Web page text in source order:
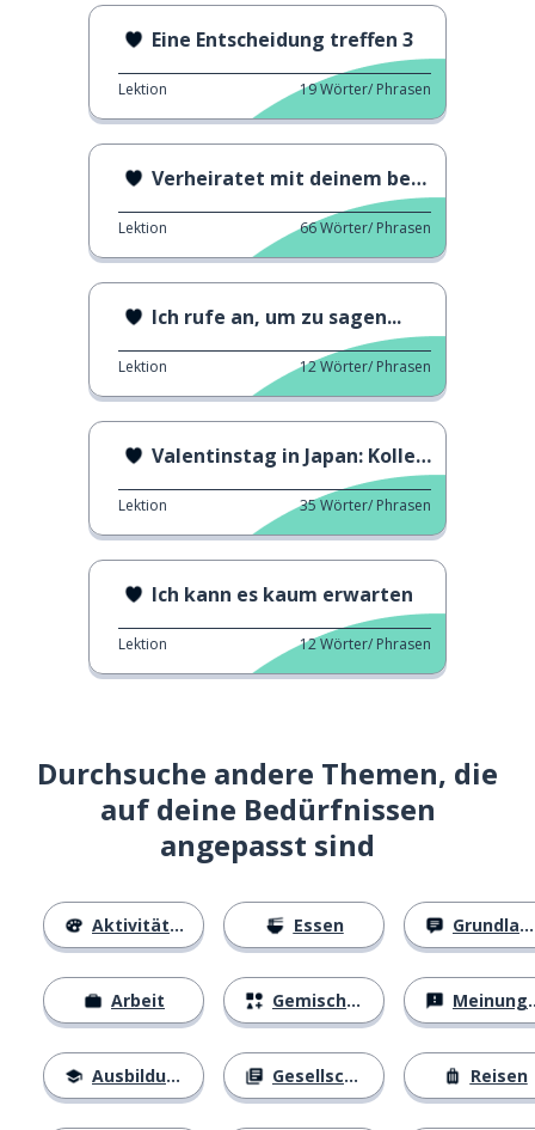
Eine Entscheidung treffen 3
Lektion 19Wörter/ Phrasen
Verheiratet mit deinem besten Freund
Lektion 66Wörter/ Phrasen
Ich rufe an, um zu sagen...
Lektion 12Wörter/ Phrasen
Valentinstag in Japan: Kollegen
Lektion 35Wörter/ Phrasen
Ich kann es kaum erwarten
Lektion 12Wörter/ Phrasen
Durchsuche andere Themen, die
auf deine Bedürfnissen
angepasst sind
Aktivitäten
Arbeit
Ausbildung
Essen
Gemischtes
Gesellschaft
Grundlagen
Meinungen
Reisen